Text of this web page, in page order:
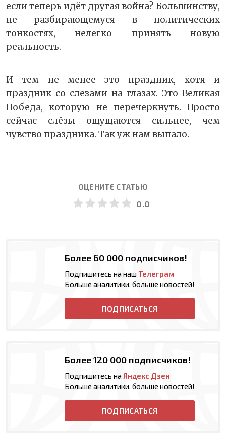
если теперь идёт другая война? Большинству,
не разбирающемуся в политических
тонкостях, нелегко принять новую
реальность.
И тем не менее это праздник, хотя и
праздник со слезами на глазах. Это Великая
Победа, которую не перечеркнуть. Просто
сейчас слёзы ощущаются сильнее, чем
чувство праздника. Так уж нам выпало.
ОЦЕНИТЕ СТАТЬЮ
0.0
Более 60 000 подписчиков!
Подпишитесь на наш Телеграм
Больше аналитики, больше новостей!
ПОДПИСАТЬСЯ
Более 120 000 подписчиков!
Подпишитесь на Яндекс Дзен
Больше аналитики, больше новостей!
ПОДПИСАТЬСЯ